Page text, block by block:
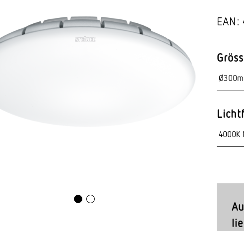
System­kom­po­nenten